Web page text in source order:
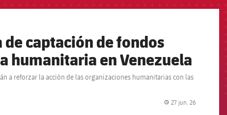
de captación de fondos
humanitaria en Venezuela
a reforzar la acción de las organizaciones humanitarias con las
27 jun. 26